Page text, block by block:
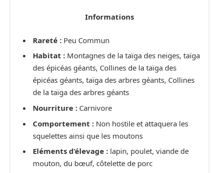
Informations
Rareté : Peu Commun
Habitat : Montagnes de la taïga des neiges, taïga
des épicéas géants, Collines de la taïga des
épicéas géants, taïga des arbres géants, Collines
de la taïga des arbres géants
Nourriture : Carnivore
Comportement : Non hostile et attaquera les
squelettes ainsi que les moutons
Eléments d’élevage : lapin, poulet, viande de
mouton, du bœuf, côtelette de porc